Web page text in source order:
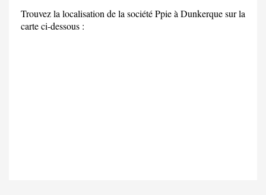
Trouvez la localisation de la société Ppie à Dunkerque sur la
carte ci-dessous :